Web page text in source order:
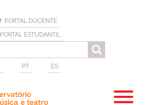
PORTAL DOCENTE
PORTAL ESTUDANTIL
PT ES